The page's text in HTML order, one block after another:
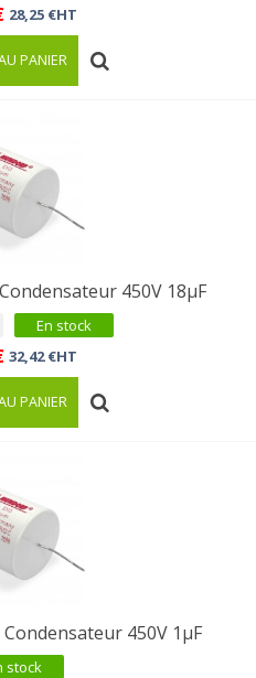
28,25 €HT
PANIER
450V 18µF
En stock
32,42 €HT
PANIER
Condensateur 450V 1µF
stock